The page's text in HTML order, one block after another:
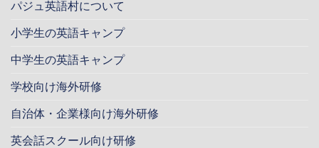
パジュ英語村について
小学生の英語キャンプ
中学生の英語キャンプ
学校向け海外研修
自治体・企業様向け海外研修
英会話スクール向け研修